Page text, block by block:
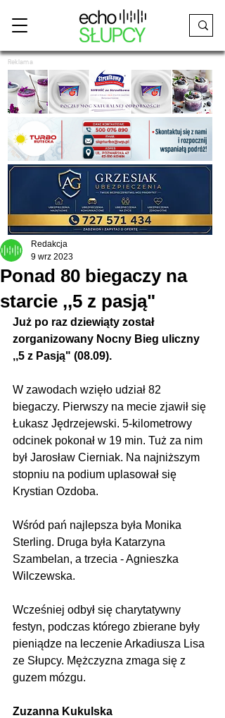
Reklama
Ponad 80 biegaczy na
starcie ,,5 z pasją"
Redakcja
9 wrz 2023
Już po raz dziewiąty został
zorganizowany Nocny Bieg uliczny
,,5 z Pasją" (08.09).
W zawodach wzięło udział 82
biegaczy. Pierwszy na mecie zjawił się
Łukasz Jędrzejewski. 5-kilometrowy
odcinek pokonał w 19 min. Tuż za nim
był Jarosław Cierniak. Na najniższym
stopniu na podium uplasował się
Krystian Ozdoba.
Wśród pań najlepsza była Monika
Sterling. Druga była Katarzyna
Szambelan, a trzecia - Agnieszka
Wilczewska.
Wcześniej odbył się charytatywny
festyn, podczas którego zbierane były
pieniądze na leczenie Arkadiusza Lisa
ze Słupcy. Mężczyzna zmaga się z
guzem mózgu.
Zuzanna Kukulska